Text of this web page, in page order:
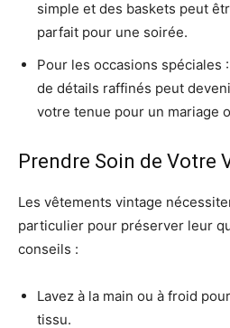
simple et des baskets peut
parfait pour une soirée.
Pour les occasions spéciales
de détails raffinés peut
votre tenue pour un mariage
Prendre Soin de Votre
Les vêtements vintage
particulier pour préserver leur
conseils :
Lavez à la main ou à froid
tissu.